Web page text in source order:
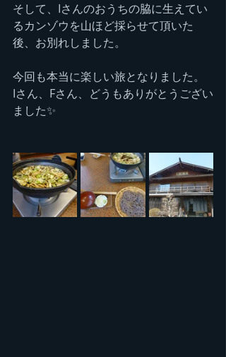
そして、Iさんのおうちの脇に生えてい
るカンゾウを山ほど採らせて頂いた
後、お別れしました。
今回も本当に楽しい旅となりました。
Iさん、Fさん、どうもありがとうござい
ました✨